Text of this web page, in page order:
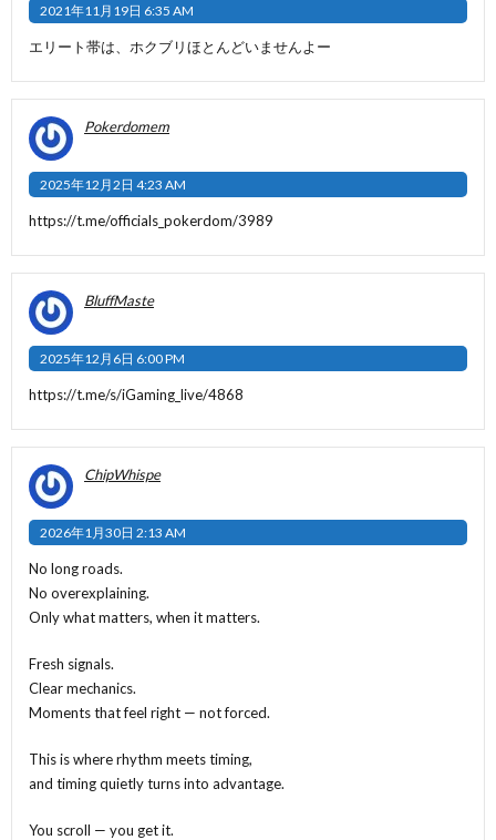
2021年11月19日 6:35 AM
エリート帯は、ホクブリほとんどいませんよー
Pokerdomem
2025年12月2日 4:23 AM
https://t.me/officials_pokerdom/3989
BluffMaste
2025年12月6日 6:00 PM
https://t.me/s/iGaming_live/4868
ChipWhispe
2026年1月30日 2:13 AM
No long roads.
No overexplaining.
Only what matters, when it matters.
Fresh signals.
Clear mechanics.
Moments that feel right — not forced.
This is where rhythm meets timing,
and timing quietly turns into advantage.
You scroll — you get it.